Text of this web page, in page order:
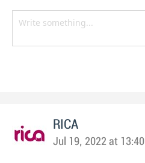
RICA
Jul 19, 2022 at 13:40